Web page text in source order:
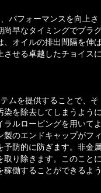
パフォーマンスを向上さ
尚早なタイミングでプラ
、オイルの排出間隔を伸
せる卓越したチョイスに
ムを提供することで、そ
を除去してしまうように
ルロービングを用いてよ
のエンドキャップがフィ
予防的に防ぎます。非金属
り除きます。このことに
働することができるよう